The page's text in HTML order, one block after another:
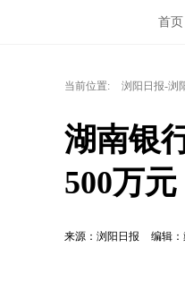
首页
当前位置: 浏阳日报-浏
湖南银
500万元
来源：浏阳日报 编辑